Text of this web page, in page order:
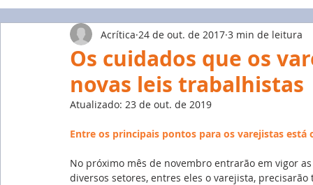
FGTS Mercado de Trabalho
Emprego Avaliação de Desempenho
Os cuidados que os
novas leis trabalhistas
Acrítica 24 de out. de 2017 3 min de leitura
Atualizado: 23 de out. de 2019
Entre os principais pontos para os varejistas
No próximo mês de novembro entrarão em vigor
diversos setores, entres eles o varejista,